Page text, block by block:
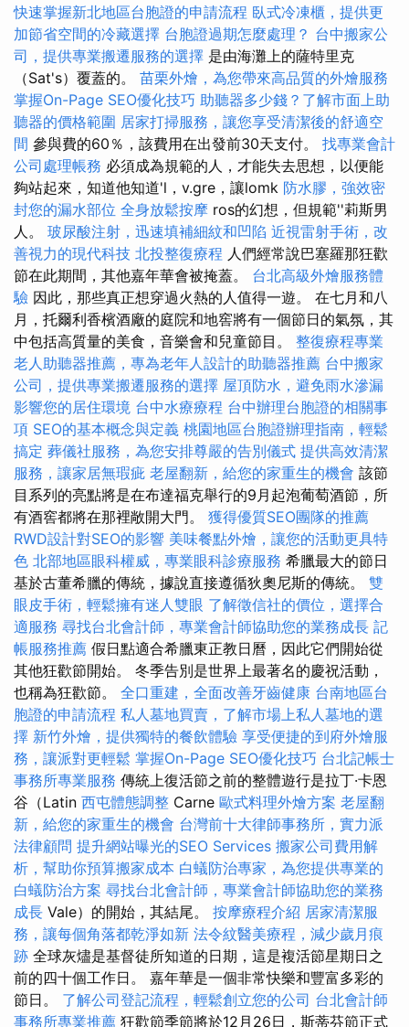
快速掌握新北地區台胞證的申請流程 臥式冷凍櫃，提供更
加節省空間的冷藏選擇 台胞證過期怎麼處理？ 台中搬家公
司，提供專業搬遷服務的選擇 是由海灘上的薩特里克
（Sat's）覆蓋的。 苗栗外燴，為您帶來高品質的外燴服務
掌握On-Page SEO優化技巧 助聽器多少錢？了解市面上助
聽器的價格範圍 居家打掃服務，讓您享受清潔後的舒適空
間 參與費的60％，該費用在出發前30天支付。 找專業會計
公司處理帳務 必須成為規範的人，才能失去思想，以便能
夠站起來，知道他知道'l，v.gre，讓lomk 防水膠，強效密
封您的漏水部位 全身放鬆按摩 ros的幻想，但規範''莉斯男
人。 玻尿酸注射，迅速填補細紋和凹陷 近視雷射手術，改
善視力的現代科技 北投整復療程 人們經常說巴塞羅那狂歡
節在此期間，其他嘉年華會被掩蓋。 台北高級外燴服務體
驗 因此，那些真正想穿過火熱的人值得一遊。 在七月和八
月，托爾利香檳酒廠的庭院和地窖將有一個節日的氣氛，其
中包括高質量的美食，音樂會和兒童節目。 整復療程專業
老人助聽器推薦，專為老年人設計的助聽器推薦 台中搬家
公司，提供專業搬遷服務的選擇 屋頂防水，避免雨水滲漏
影響您的居住環境 台中水療療程 台中辦理台胞證的相關事
項 SEO的基本概念與定義 桃園地區台胞證辦理指南，輕鬆
搞定 葬儀社服務，為您安排尊嚴的告別儀式 提供高效清潔
服務，讓家居無瑕疵 老屋翻新，給您的家重生的機會 該節
目系列的亮點將是在布達福克舉行的9月起泡葡萄酒節，所
有酒窖都將在那裡敞開大門。 獲得優質SEO團隊的推薦
RWD設計對SEO的影響 美味餐點外燴，讓您的活動更具特
色 北部地區眼科權威，專業眼科診療服務 希臘最大的節日
基於古董希臘的傳統，據說直接遵循狄奧尼斯的傳統。 雙
眼皮手術，輕鬆擁有迷人雙眼 了解徵信社的價位，選擇合
適服務 尋找台北會計師，專業會計師協助您的業務成長 記
帳服務推薦 假日點適合希臘東正教日曆，因此它們開始從
其他狂歡節開始。 冬季告別是世界上最著名的慶祝活動，
也稱為狂歡節。 全口重建，全面改善牙齒健康 台南地區台
胞證的申請流程 私人墓地買賣，了解市場上私人墓地的選
擇 新竹外燴，提供獨特的餐飲體驗 享受便捷的到府外燴服
務，讓派對更輕鬆 掌握On-Page SEO優化技巧 台北記帳士
事務所專業服務 傳統上復活節之前的整體遊行是拉丁·卡恩
谷（Latin 西屯體態調整 Carne 歐式料理外燴方案 老屋翻
新，給您的家重生的機會 台灣前十大律師事務所，實力派
法律顧問 提升網站曝光的SEO Services 搬家公司費用解
析，幫助你預算搬家成本 白蟻防治專家，為您提供專業的
白蟻防治方案 尋找台北會計師，專業會計師協助您的業務
成長 Vale）的開始，其結尾。 按摩療程介紹 居家清潔服
務，讓每個角落都乾淨如新 法令紋醫美療程，減少歲月痕
跡 全球灰燼是基督徒所知道的日期，這是複活節星期日之
前的四十個工作日。 嘉年華是一個非常快樂和豐富多彩的
節日。 了解公司登記流程，輕鬆創立您的公司 台北會計師
事務所專業推薦 狂歡節季節將於12月26日，斯蒂芬節正式